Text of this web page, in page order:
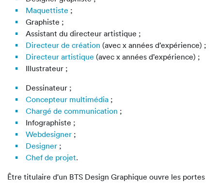
Maquettiste ;
Graphiste ;
Assistant du directeur artistique ;
Directeur de création (avec x années d’expérience) ;
Directeur artistique (avec x années d’expérience) ;
Illustrateur ;
Dessinateur ;
Concepteur multimédia ;
Chargé de communication ;
Infographiste ;
Webdesigner ;
Designer ;
Chef de projet.
Être titulaire d'un BTS Design Graphique ouvre les portes